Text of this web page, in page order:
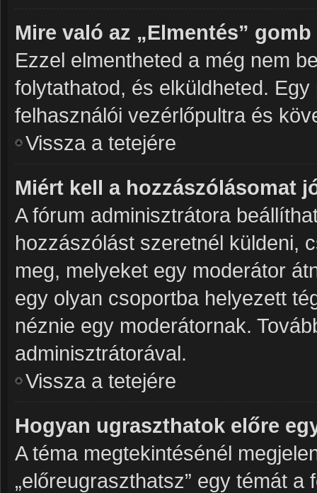
Mire való az „Elmentés”
Ezzel elmentheted a még nem
folytathatod, és elküldheted.
felhasználói vezérlőpultra és
Vissza a tetejére
Miért kell a hozzászólásomat
A fórum adminisztrátora
hozzászólást szeretnél küldeni,
meg, melyeket egy moderátor
egy olyan csoportba helyezett
néznie egy moderátornak.
adminisztrátorával.
Vissza a tetejére
Hogyan ugraszthatok előre
A téma megtekintésénél
„előreugraszthatsz” egy témát